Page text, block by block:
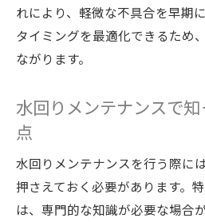
れにより、軽微な不具合を早期
タイミングを最適化できるため
ながります。
水回りメンテナンスで
点
水回りメンテナンスを行う際に
押さえておく必要があります。
は、専門的な知識が必要な場合